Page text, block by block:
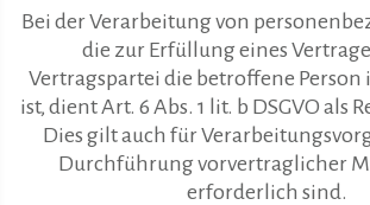
Bei der Verarbeitung von
die zur Erfüllung eines
Vertragspartei die betroffene Person
ist, dient Art. 6 Abs. 1 lit. b DSGVO als
Dies gilt auch für
Durchführung vorvertraglicher
erforderlich sind.